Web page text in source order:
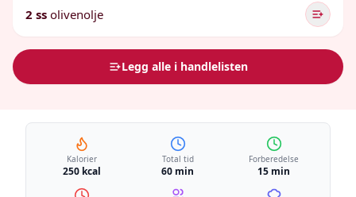
2 ss olivenolje
Legg alle i handlelisten
Kalorier
250 kcal
Total tid
60 min
Forberedelse
15 min